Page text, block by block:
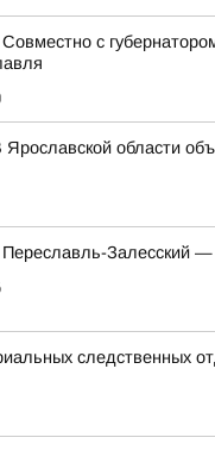
с
Ярославской
Залесский
следственных